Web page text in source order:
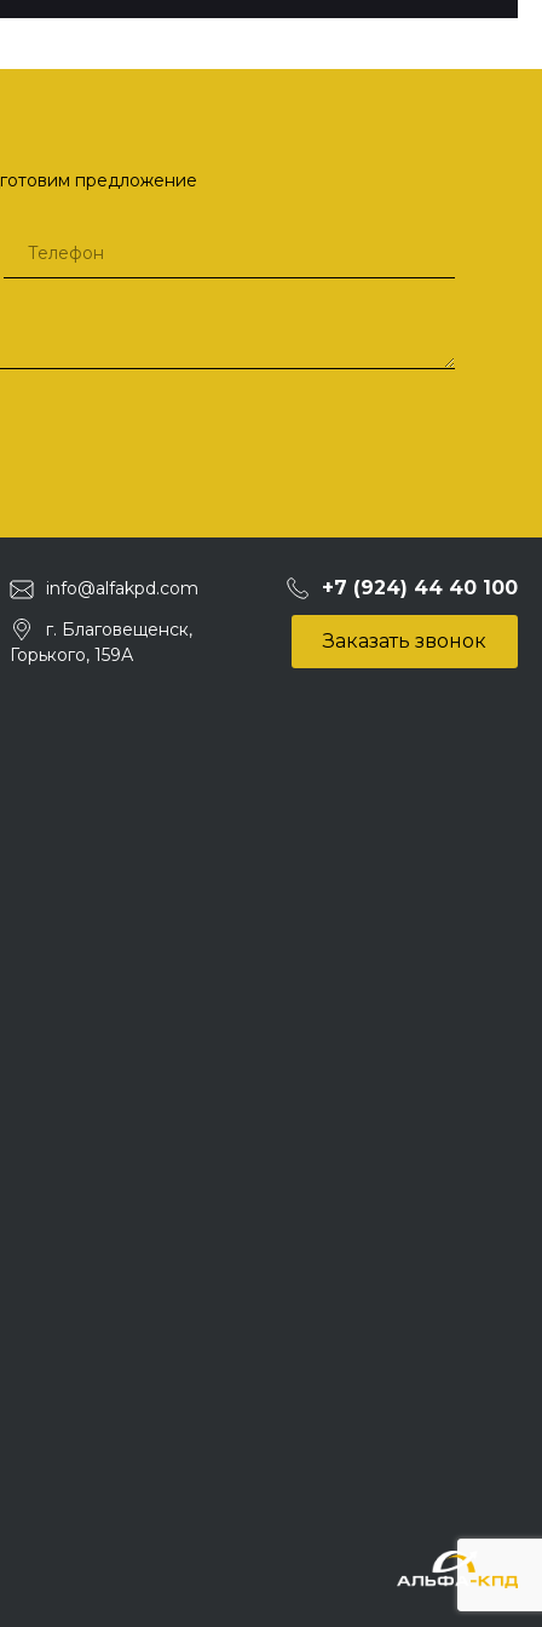
предложение
info@alfakpd.com +7 (924) 44 40 100
г. Благовещенск,
Горького, 159А
Заказать звонок